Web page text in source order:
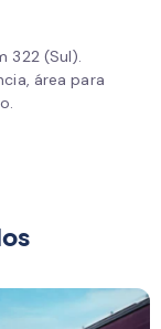
322 (Sul).
área para